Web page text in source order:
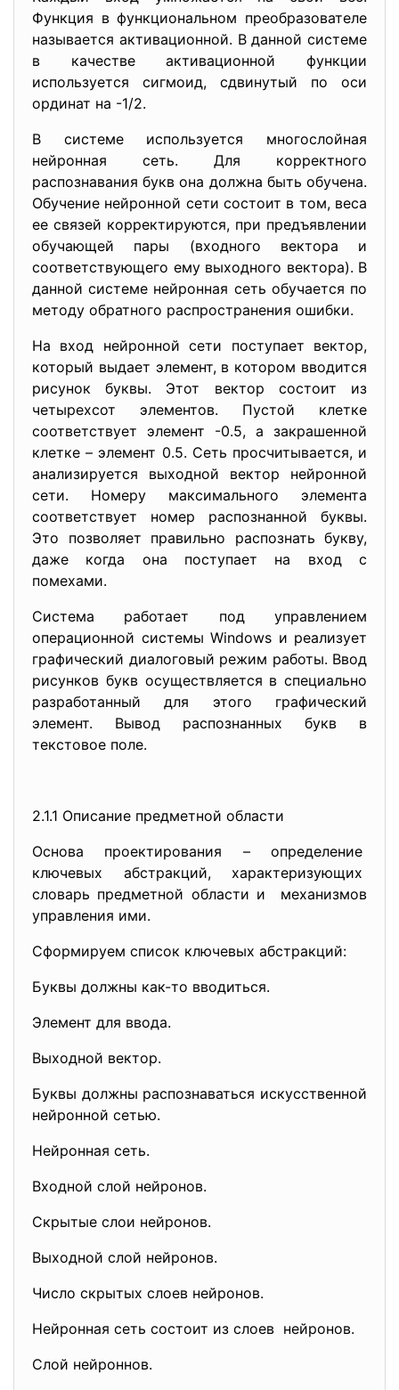
Функция в функциональном преобразователе
называется активационной. В данной системе
в качестве активационной функции
используется сигмоид, сдвинутый по оси
ординат на -1/2.
В системе используется многослойная
нейронная сеть. Для корректного
распознавания букв она должна быть обучена.
Обучение нейронной сети состоит в том, веса
ее связей корректируются, при предъявлении
обучающей пары (входного вектора и
соответствующего ему выходного вектора). В
данной системе нейронная сеть обучается по
методу обратного распространения ошибки.
На вход нейронной сети поступает вектор,
который выдает элемент, в котором вводится
рисунок буквы. Этот вектор состоит из
четырехсот элементов. Пустой клетке
соответствует элемент -0.5, а закрашенной
клетке – элемент 0.5. Сеть просчитывается, и
анализируется выходной вектор нейронной
сети. Номеру максимального элемента
соответствует номер распознанной буквы.
Это позволяет правильно распознать букву,
даже когда она поступает на вход с
помехами.
Система работает под управлением
операционной системы Windows и реализует
графический диалоговый режим работы. Ввод
рисунков букв осуществляется в специально
разработанный для этого графический
элемент. Вывод распознанных букв в
текстовое поле.
2.1.1 Описание предметной области
Основа проектирования – определение
ключевых абстракций, характеризующих
словарь предметной области и механизмов
управления ими.
Сформируем список ключевых абстракций:
Буквы должны как-то вводиться.
Элемент для ввода.
Выходной вектор.
Буквы должны распознаваться искусственной
нейронной сетью.
Нейронная сеть.
Входной слой нейронов.
Скрытые слои нейронов.
Выходной слой нейронов.
Число скрытых слоев нейронов.
Нейронная сеть состоит из слоев нейронов.
Слой нейроннов.